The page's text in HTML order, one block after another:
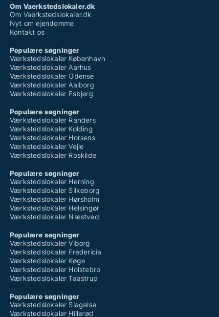
Om Vaerkstedslokaler.dk
Om Vaerkstedslokaler.dk
Nyt om ejendomme
Kontakt os
Populære søgninger
Værkstedslokaler København
Værkstedslokaler Aarhus
Værkstedslokaler Odense
Værkstedslokaler Aalborg
Værkstedslokaler Esbjerg
Populære søgninger
Værkstedslokaler Randers
Værkstedslokaler Kolding
Værkstedslokaler Horsens
Værkstedslokaler Vejle
Værkstedslokaler Roskilde
Populære søgninger
Værkstedslokaler Herning
Værkstedslokaler Silkeborg
Værkstedslokaler Hørsholm
Værkstedslokaler Helsingør
Værkstedslokaler Næstved
Populære søgninger
Værkstedslokaler Viborg
Værkstedslokaler Fredericia
Værkstedslokaler Køge
Værkstedslokaler Holstebro
Værkstedslokaler Taastrup
Populære søgninger
Værkstedslokaler Slagelse
Værkstedslokaler Hillerød